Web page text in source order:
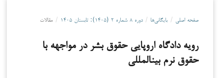
صفحه اصلی / بایگانی‌ها / دوره ۸ شماره ۲ (۱۴۰۵): تابستان ۱۴۰۵ / مقالات
رویه دادگاه اروپایی حقوق بشر در مواجهه با
حقوق نرم بین­المللی